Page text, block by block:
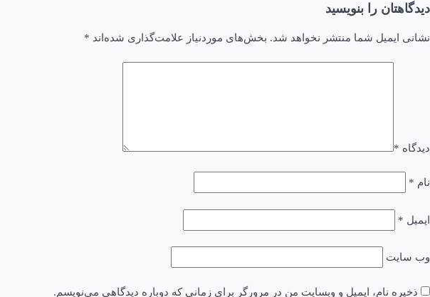
دیدگاهتان را بنویسید
نشانی ایمیل شما منتشر نخواهد شد. بخش‌های موردنیاز علامت‌گذاری شده‌اند *
دیدگاه *
نام *
ایمیل *
وب‌ سایت
ذخیره نام، ایمیل و وبسایت من در مرورگر برای زمانی که دوباره دیدگاهی می‌نویسم.